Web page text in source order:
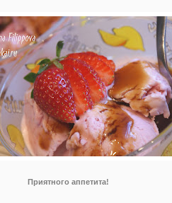
Приятного аппетита!